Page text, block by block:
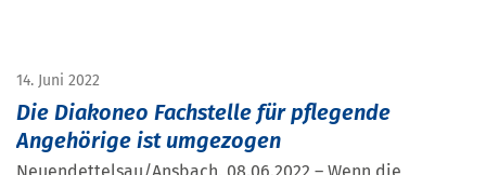
14. Juni 2022
Die Diakoneo Fachstelle für pflegende
Angehörige ist umgezogen
Neuendettelsau/Ansbach, 08.06.2022 – Wenn die